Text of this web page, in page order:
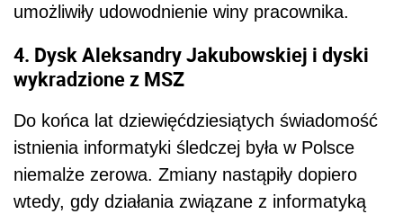
umożliwiły udowodnienie winy pracownika.
4. Dysk Aleksandry Jakubowskiej i dyski
wykradzione z MSZ
Do końca lat dziewięćdziesiątych świadomość
istnienia informatyki śledczej była w Polsce
niemalże zerowa. Zmiany nastąpiły dopiero
wtedy, gdy działania związane z informatyką